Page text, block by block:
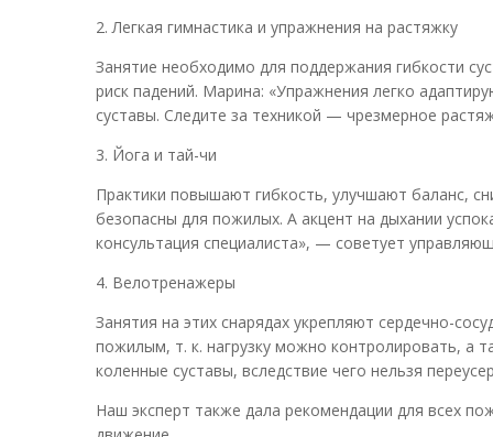
2. Легкая гимнастика и упражнения на растяжку
Занятие необходимо для поддержания гибкости
риск падений. Марина: «Упражнения легко
суставы. Следите за техникой — чрезмерное
3. Йога и тай-чи
Практики повышают гибкость, улучшают баланс,
безопасны для пожилых. А акцент на дыхании
консультация специалиста», — советует
4. Велотренажеры
Занятия на этих снарядах укрепляют сердечно-
пожилым, т. к. нагрузку можно контролировать, а
коленные суставы, вследствие чего нельзя
Наш эксперт также дала рекомендации для всех